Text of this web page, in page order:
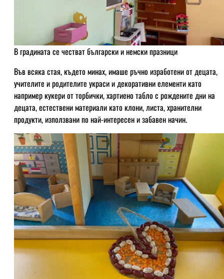
В градината се честват български и немски празници
Във всяка стая, където минах, имаше ръчно изработени от децата,
учителите и родителите украси и декоративни елементи като
например кукери от торбички, хартиено табло с рождените дни на
децата, естествени материали като клони, листа, хранителни
продукти, използвани по най-интересен и забавен начин.